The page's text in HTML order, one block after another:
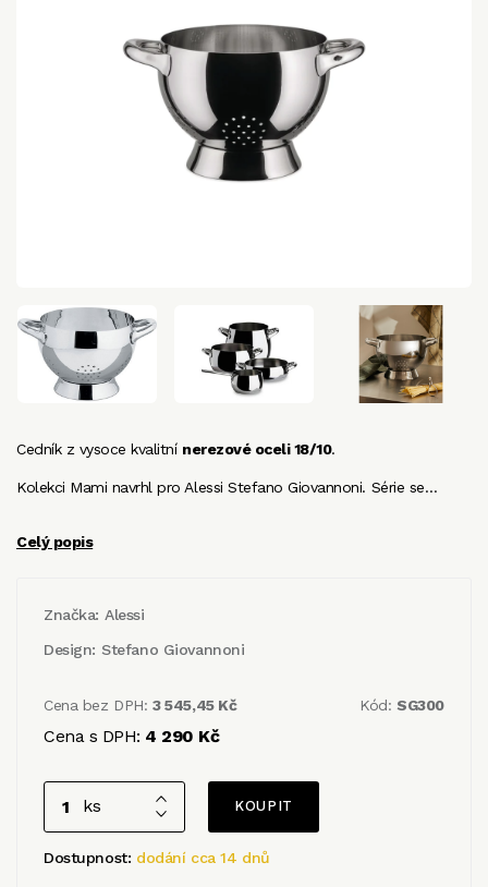
Cedník z vysoce kvalitní nerezové oceli 18/10.
Kolekci Mami navrhl pro Alessi Stefano Giovannoni. Série se…
Celý popis
Značka: Alessi
Design: Stefano Giovannoni
Cena bez DPH:3 545,45 Kč
Cena s DPH: 4 290 Kč
Kód:SG300
ks
Dostupnost: dodání cca 14 dnů